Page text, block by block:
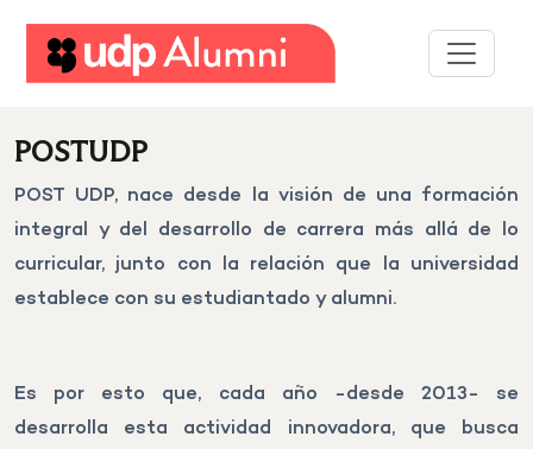
profesional
Construyamos
una
red
POSTUDP
POST UDP, nace desde la visión de una formación
integral y del desarrollo de carrera más allá de lo
curricular, junto con la relación que la universidad
establece con su estudiantado y alumni.
Es por esto que, cada año -desde 2013- se
desarrolla esta actividad innovadora, que busca